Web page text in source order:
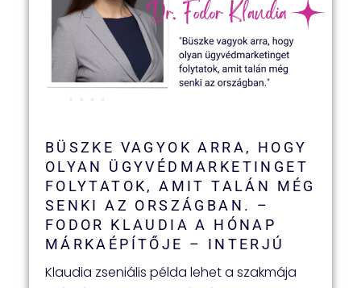
BÜSZKE VAGYOK ARRA, HOGY
OLYAN ÜGYVÉDMARKETINGET
FOLYTATOK, AMIT TALÁN MÉG
SENKI AZ ORSZÁGBAN. –
FODOR KLAUDIA A HÓNAP
MÁRKAÉPÍTŐJE – INTERJÚ
Klaudia zseniális példa lehet a szakmája